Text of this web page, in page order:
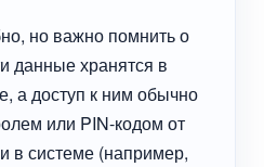
но важно помнить о
данные хранятся в
а доступ к ним обычно
или PIN-кодом от
в системе (например,